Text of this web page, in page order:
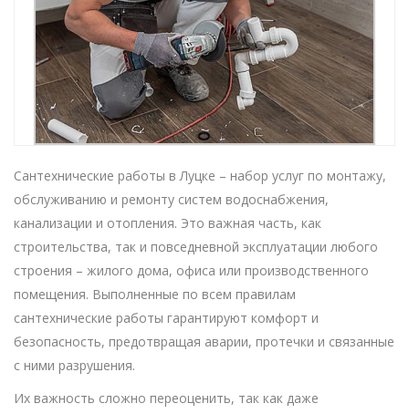
Сантехнические работы в Луцке – набор услуг по монтажу,
обслуживанию и ремонту систем водоснабжения,
канализации и отопления. Это важная часть, как
строительства, так и повседневной эксплуатации любого
строения – жилого дома, офиса или производственного
помещения. Выполненные по всем правилам
сантехнические работы гарантируют комфорт и
безопасность, предотвращая аварии, протечки и связанные
с ними разрушения.
Их важность сложно переоценить, так как даже